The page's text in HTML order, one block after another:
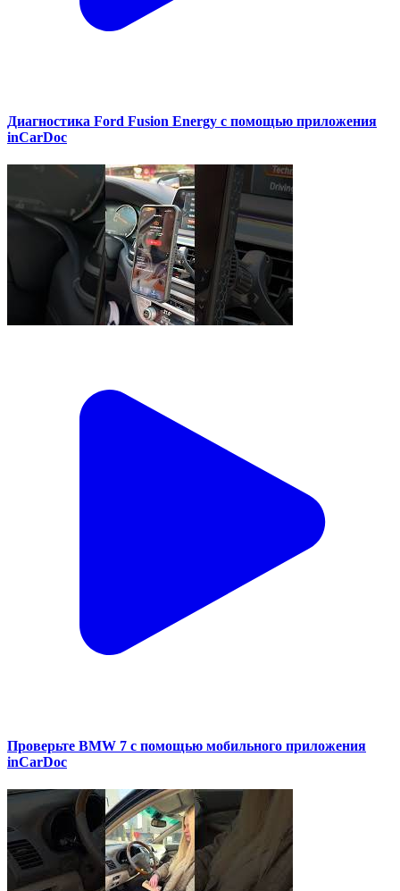
Диагностика Ford Fusion Energy с помощью приложения
inCarDoc
Проверьте BMW 7 с помощью мобильного приложения
inCarDoc